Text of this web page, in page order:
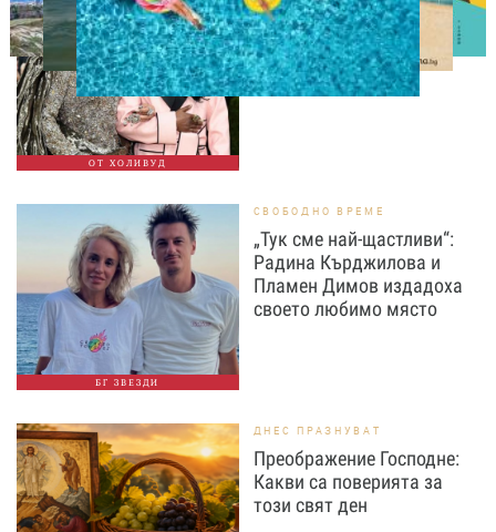
ОТ ХОЛИВУД
A$AP Rocky и Риана с
откровено признание за
родителството
БГ ЗВЕЗДИ
СВОБОДНО ВРЕМЕ
„Тук сме най-щастливи“:
Радина Кърджилова и
Пламен Димов издадоха
своето любимо място
ДНЕС ПРАЗНУВАТ
Преображение Господне:
Какви са поверията за
този свят ден